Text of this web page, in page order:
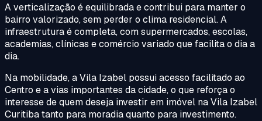
A verticalização é equilibrada e contribui para manter o
bairro valorizado, sem perder o clima residencial. A
infraestrutura é completa, com supermercados, escolas,
academias, clínicas e comércio variado que facilita o dia a
dia.
Na mobilidade, a Vila Izabel possui acesso facilitado ao
Centro e a vias importantes da cidade, o que reforça o
interesse de quem deseja investir em imóvel na Vila Izabel
Curitiba tanto para moradia quanto para investimento.